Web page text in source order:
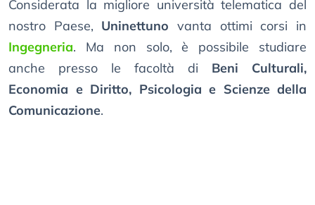
Considerata la migliore università telematica del
nostro Paese, Uninettuno vanta ottimi corsi in
Ingegneria. Ma non solo, è possibile studiare
anche presso le facoltà di Beni Culturali,
Economia e Diritto, Psicologia e Scienze della
Comunicazione.